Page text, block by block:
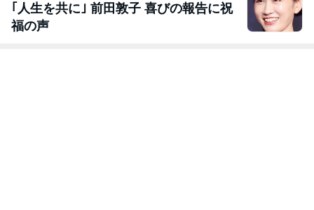
｢人生を共に｣ 前田敦子 喜びの報告に祝
福の声